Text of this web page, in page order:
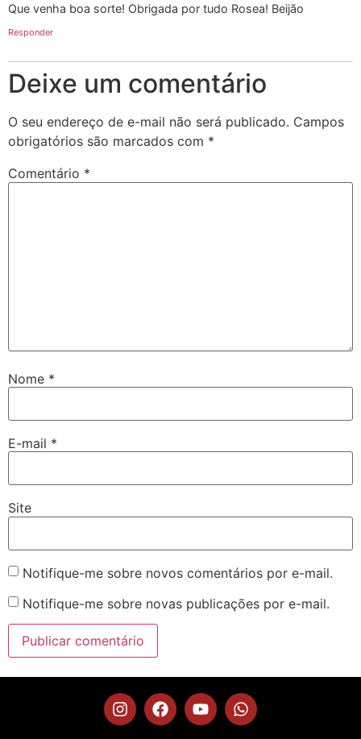
Que venha boa sorte! Obrigada por tudo Rosea! Beijão
Responder
Deixe um comentário
O seu endereço de e-mail não será publicado. Campos
obrigatórios são marcados com *
Comentário *
Nome *
E-mail *
Site
Notifique-me sobre novos comentários por e-mail.
Notifique-me sobre novas publicações por e-mail.